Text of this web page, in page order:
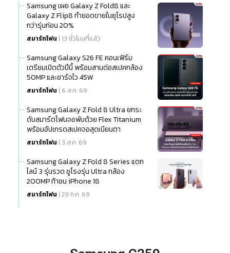
Samsung เผย Galaxy Z Fold8 และ
Galaxy Z Flip8 ทำยอดขายในยุโรปสูง
กว่ารุ่นก่อน 20%
สมาร์ทโฟน | 13 ชั่วโมงที่แล้ว
Samsung Galaxy S26 FE คอนเฟิร์ม
เตรียมเปิดตัวปีนี้ พร้อมสานต่อสเปคกล้อง
50MP และชาร์จไว 45W
สมาร์ทโฟน | 6 ส.ค. 69
Samsung Galaxy Z Fold 8 Ultra ยกระ
ดับสมาร์ตโฟนจอพับด้วย Flex Titanium
พร้อมอัปเกรดสเปคจอสุดเนียนตา
สมาร์ทโฟน | 3 ส.ค. 69
Samsung Galaxy Z Fold 8 Series แตก
ไลน์ 3 รุ่นรวด ชูโรงรุ่น Ultra กล้อง
200MP ท้าชน iPhone 18
สมาร์ทโฟน | 29 ก.ค. 69